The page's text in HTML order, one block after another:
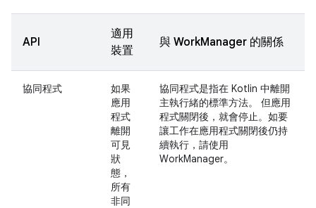
API
適用
裝置
與 WorkManager 的關係
協同程式
如果
應用
程式
離開
可見
狀
態，
所有
非同
協同程式是指在 Kotlin 中離開
主執行緒的標準方法。 但應用
程式關閉後，就會停止。如要
讓工作在應用程式關閉後仍持
續執行，請使用
WorkManager。